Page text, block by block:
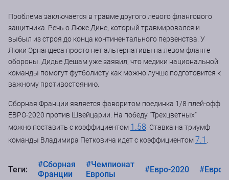
Проблема заключается в травме другого левого флангового
защитника. Речь о Люке Дине, который травмировался и
выбыл из строя до конца континентального первенства. У
Люки Эрнандеса просто нет альтернативы на левом фланге
обороны. Дидье Дешам уже заявил, что медики национальной
команды помогут футболисту как можно лучше подготовится к
важному противостоянию.
Сборная Франции является фаворитом поединка 1/8 плей-офф
ЕВРО-2020 против Швейцарии. На победу "Трехцветных"
можно поставить с коэффициентом 1.58 . Ставка на триумф
команды Владимира Петковича идет с коэффициентом 7.1
Теги:
#Сборная
Франции
#Чемпионат
Европы
#Евро-2020 #Евро-